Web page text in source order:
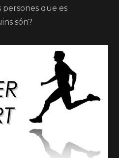
que es
són?